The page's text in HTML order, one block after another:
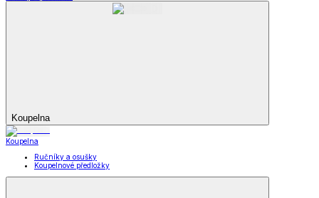
Koupelna
Koupelna
Ručníky a osušky
Koupelnové předložky